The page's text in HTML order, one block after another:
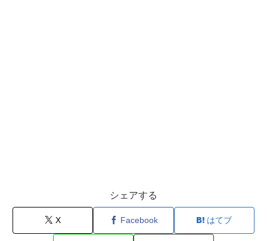
シェアする
X Facebook はてブ